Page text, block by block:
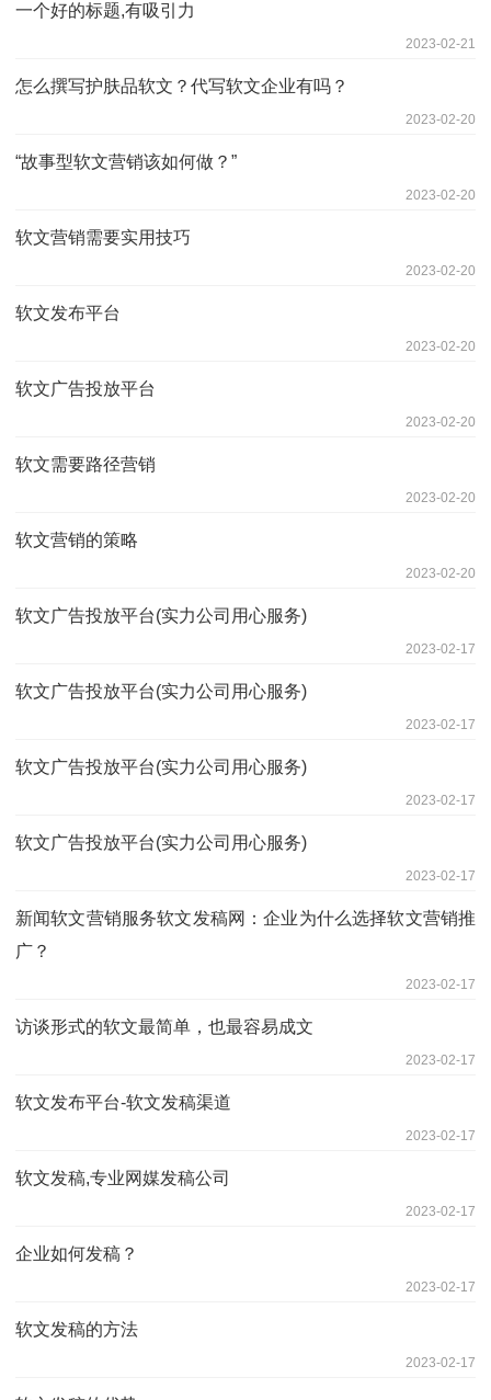
一个好的标题,有吸引力
2023-02-21
怎么撰写护肤品软文？代写软文企业有吗？
2023-02-20
“故事型软文营销该如何做？”
2023-02-20
软文营销需要实用技巧
2023-02-20
软文发布平台
2023-02-20
软文广告投放平台
2023-02-20
软文需要路径营销
2023-02-20
软文营销的策略
2023-02-20
软文广告投放平台(实力公司用心服务)
2023-02-17
软文广告投放平台(实力公司用心服务)
2023-02-17
软文广告投放平台(实力公司用心服务)
2023-02-17
软文广告投放平台(实力公司用心服务)
2023-02-17
新闻软文营销服务软文发稿网：企业为什么选择软文营销推
广？
2023-02-17
访谈形式的软文最简单，也最容易成文
2023-02-17
软文发布平台-软文发稿渠道
2023-02-17
软文发稿,专业网媒发稿公司
2023-02-17
企业如何发稿？
2023-02-17
软文发稿的方法
2023-02-17